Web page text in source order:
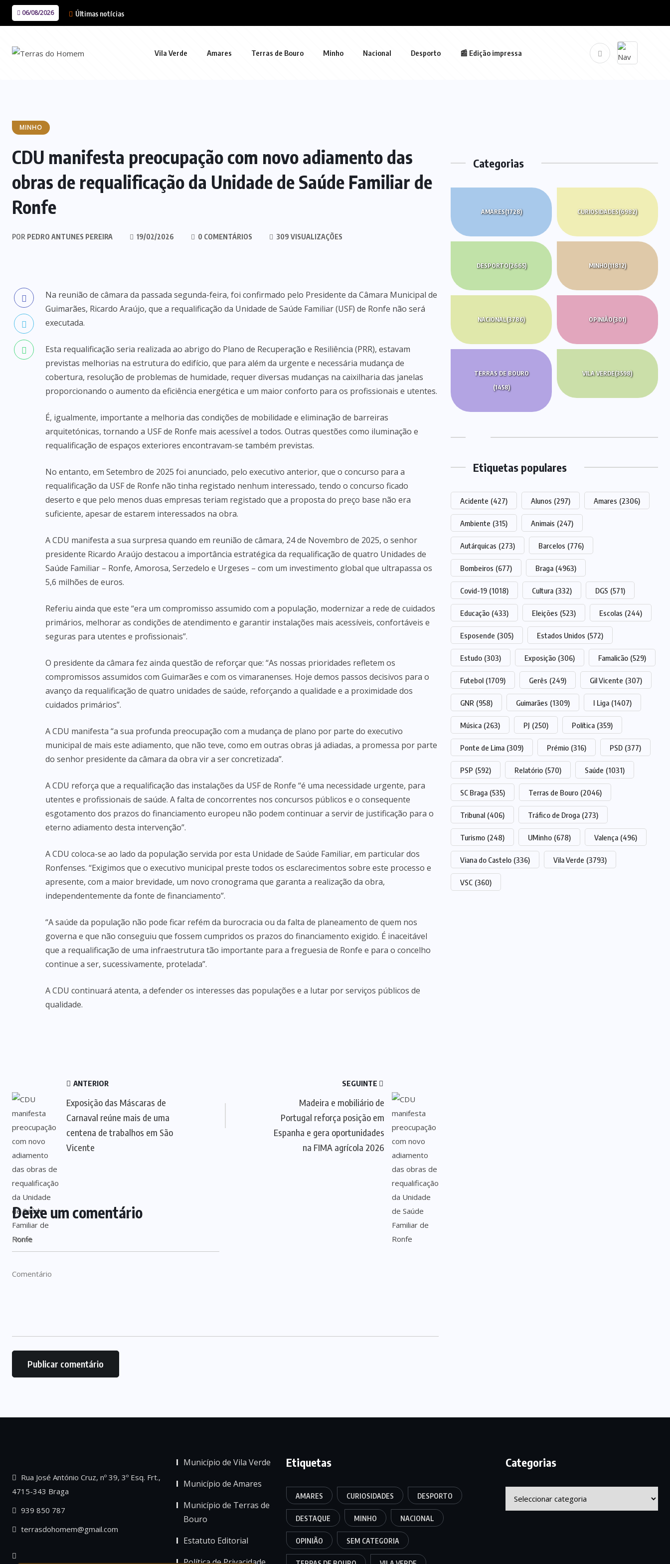
06/08/2026 Últimas notícias
Vila Verde Amares Terras de Bouro Minho Nacional Desporto 📰 Edição impressa
MINHO
CDU manifesta preocupação com novo adiamento das
obras de requalificação da Unidade de Saúde Familiar de
Ronfe
POR PEDRO ANTUNES PEREIRA 19/02/2026 0 COMENTÁRIOS 309 VISUALIZAÇÕES
Na reunião de câmara da passada segunda-feira, foi confirmado pelo Presidente da Câmara Municipal de
Guimarães, Ricardo Araújo, que a requalificação da Unidade de Saúde Familiar (USF) de Ronfe não será
executada.
Esta requalificação seria realizada ao abrigo do Plano de Recuperação e Resiliência (PRR), estavam
previstas melhorias na estrutura do edifício, que para além da urgente e necessária mudança de
cobertura, resolução de problemas de humidade, requer diversas mudanças na caixilharia das janelas
proporcionando o aumento da eficiência energética e um maior conforto para os profissionais e utentes.
É, igualmente, importante a melhoria das condições de mobilidade e eliminação de barreiras
arquitetónicas, tornando a USF de Ronfe mais acessível a todos. Outras questões como iluminação e
requalificação de espaços exteriores encontravam-se também previstas.
No entanto, em Setembro de 2025 foi anunciado, pelo executivo anterior, que o concurso para a
requalificação da USF de Ronfe não tinha registado nenhum interessado, tendo o concurso ficado
deserto e que pelo menos duas empresas teriam registado que a proposta do preço base não era
suficiente, apesar de estarem interessados na obra.
A CDU manifesta a sua surpresa quando em reunião de câmara, 24 de Novembro de 2025, o senhor
presidente Ricardo Araújo destacou a importância estratégica da requalificação de quatro Unidades de
Saúde Familiar – Ronfe, Amorosa, Serzedelo e Urgeses – com um investimento global que ultrapassa os
5,6 milhões de euros.
Referiu ainda que este “era um compromisso assumido com a população, modernizar a rede de cuidados
primários, melhorar as condições de atendimento e garantir instalações mais acessíveis, confortáveis e
seguras para utentes e profissionais”.
O presidente da câmara fez ainda questão de reforçar que: “As nossas prioridades refletem os
compromissos assumidos com Guimarães e com os vimaranenses. Hoje demos passos decisivos para o
avanço da requalificação de quatro unidades de saúde, reforçando a qualidade e a proximidade dos
cuidados primários”.
A CDU manifesta “a sua profunda preocupação com a mudança de plano por parte do executivo
municipal de mais este adiamento, que não teve, como em outras obras já adiadas, a promessa por parte
do senhor presidente da câmara da obra vir a ser concretizada”.
A CDU reforça que a requalificação das instalações da USF de Ronfe “é uma necessidade urgente, para
utentes e profissionais de saúde. A falta de concorrentes nos concursos públicos e o consequente
esgotamento dos prazos do financiamento europeu não podem continuar a servir de justificação para o
eterno adiamento desta intervenção”.
A CDU coloca-se ao lado da população servida por esta Unidade de Saúde Familiar, em particular dos
Ronfenses. “Exigimos que o executivo municipal preste todos os esclarecimentos sobre este processo e
apresente, com a maior brevidade, um novo cronograma que garanta a realização da obra,
independentemente da fonte de financiamento”.
“A saúde da população não pode ficar refém da burocracia ou da falta de planeamento de quem nos
governa e que não conseguiu que fossem cumpridos os prazos do financiamento exigido. É inaceitável
que a requalificação de uma infraestrutura tão importante para a freguesia de Ronfe e para o concelho
continue a ser, sucessivamente, protelada”.
A CDU continuará atenta, a defender os interesses das populações e a lutar por serviços públicos de
qualidade.
ANTERIOR
Exposição das Máscaras de
Carnaval reúne mais de uma
centena de trabalhos em São
Vicente
SEGUINTE
Madeira e mobiliário de
Portugal reforça posição em
Espanha e gera oportunidades
na FIMA agrícola 2026
Deixe um comentário
Categorias
AMARES(1728) CURIOSIDADES(6982)
DESPORTO(2665) MINHO(11812)
NACIONAL(3786) OPINIÃO(301)
TERRAS DE BOURO
(1458)
VILA VERDE(3598)
Etiquetas populares
Acidente (427) Alunos (297) Amares (2306)
Ambiente (315) Animais (247)
Autárquicas (273) Barcelos (776)
Bombeiros (677) Braga (4963)
Covid-19 (1018) Cultura (332) DGS (571)
Educação (433) Eleições (523) Escolas (244)
Esposende (305) Estados Unidos (572)
Estudo (303) Exposição (306) Famalicão (529)
Futebol (1709) Gerês (249) Gil Vicente (307)
GNR (958) Guimarães (1309) I Liga (1407)
Música (263) PJ (250) Política (359)
Ponte de Lima (309) Prémio (316) PSD (377)
PSP (592) Relatório (570) Saúde (1031)
SC Braga (535) Terras de Bouro (2046)
Tribunal (406) Tráfico de Droga (273)
Turismo (248) UMinho (678) Valença (496)
Viana do Castelo (336) Vila Verde (3793)
VSC (360)
Rua José António Cruz, nº 39, 3º Esq. Frt.,
4715-343 Braga
939 850 787
terrasdohomem@gmail.com
Município de Vila Verde
Município de Amares
Município de Terras de
Bouro
Estatuto Editorial
Etiquetas
AMARES CURIOSIDADES DESPORTO
DESTAQUE MINHO NACIONAL
OPINIÃO SEM CATEGORIA
Categorias